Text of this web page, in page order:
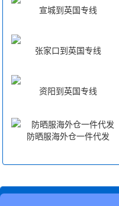
宣城到英国专线
张家口到英国专线
资阳到英国专线
防晒服海外仓一件代发